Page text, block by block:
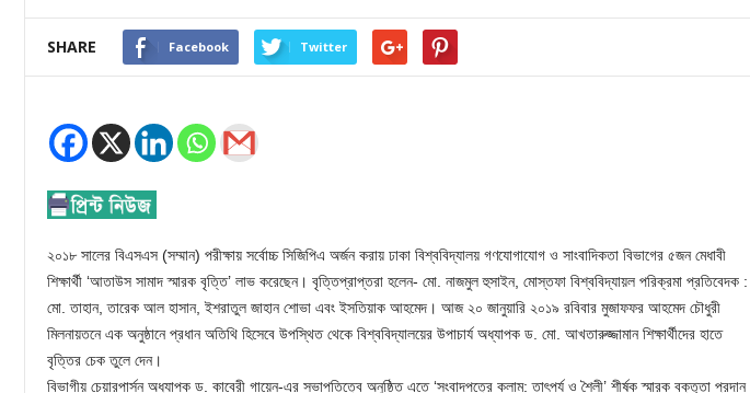
SHARE Facebook Twitter
২০১৮ সালের বিএসএস (সম্মান) পরীক্ষায় সর্বোচ্চ সিজিপিএ অর্জন করায় ঢাকা বিশ্ববিদ্যালয় গণযোগাযোগ ও সাংবাদিকতা বিভাগের ৫জন মেধাবী
শিক্ষার্থী ‘আতাউস সামাদ স্মারক বৃত্তি’ লাভ করেছেন। বৃত্তিপ্রাপ্তরা হলেন- মো. নাজমুল হুসাইন, মোস্তফা বিশ্ববিদ্যায়ল পরিক্রমা প্রতিবেদক :
মো. তাহান, তারেক আল হাসান, ইশরাতুল জাহান শোভা এবং ইসতিয়াক আহমেদ। আজ ২০ জানুয়ারি ২০১৯ রবিবার মুজাফফর আহমেদ চৌধুরী
মিলনায়তনে এক অনুষ্ঠানে প্রধান অতিথি হিসেবে উপস্থিত থেকে বিশ্ববিদ্যালয়ের উপাচার্য অধ্যাপক ড. মো. আখতারুজ্জামান শিক্ষার্থীদের হাতে
বৃত্তির চেক তুলে দেন।
বিভাগীয় চেয়ারপার্সন অধ্যাপক ড. কাবেরী গায়েন-এর সভাপতিত্বে অনুষ্ঠিত এতে ‘সংবাদপত্রে কলাম: তাৎপর্য ও শৈলী’ শীর্ষক স্মারক বক্তৃতা প্রদান